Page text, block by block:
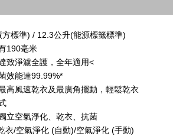
標準) / 12.3公升(能源標籤標準)
190毫米
致淨濾全護，全年適用<
效能達99.99%*
高風速乾衣及最廣角擺動，輕鬆乾衣
立空氣淨化、乾衣、抗菌
衣/空氣淨化 (自動)/空氣淨化 (手動)